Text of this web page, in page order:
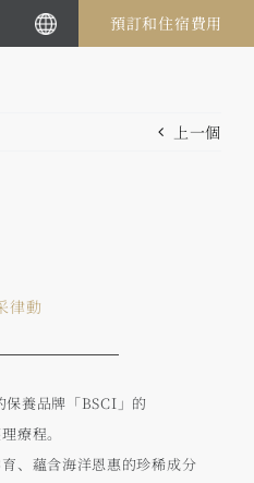
預訂和住宿費用
上一個
律動
保養品牌「BSCI」的
療程。
、蘊含海洋恩惠的珍稀成分